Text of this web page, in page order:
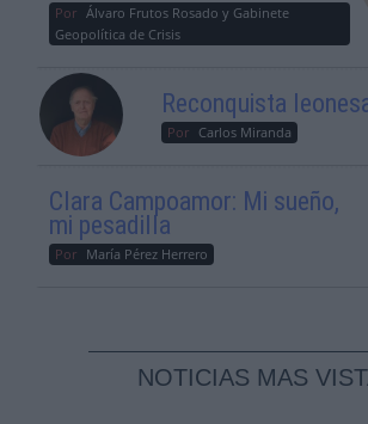
Por Álvaro Frutos Rosado y Gabinete
Geopolítica de Crisis
Reconquista
Por Carlos Miranda
Clara Campoamor: Mi sueño,
mi pesadilla
Por María Pérez Herrero
NOTICIAS MAS